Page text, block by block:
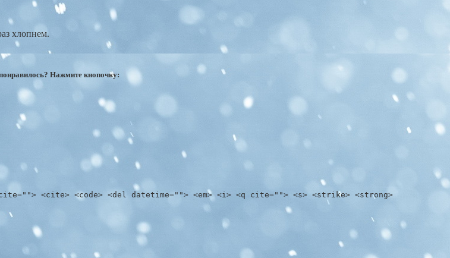
хлопнем.
Нажмите кнопочку:
<cite> <code> <del datetime=""> <em> <i> <q cite=""> <s> <strike> <strong>